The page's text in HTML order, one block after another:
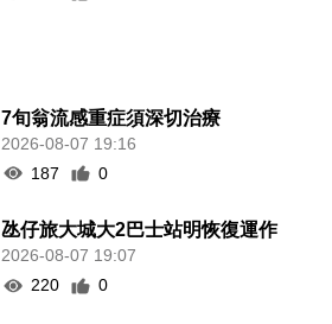
7旬翁流感重症須深切治療
2026-08-07 19:16
187
0
氹仔旅大城大2巴士站明恢復運作
2026-08-07 19:07
220
0